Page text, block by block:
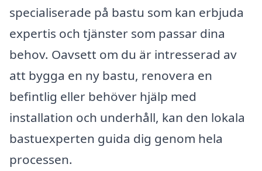
specialiserade på bastu som kan erbjuda
expertis och tjänster som passar dina
behov. Oavsett om du är intresserad av
att bygga en ny bastu, renovera en
befintlig eller behöver hjälp med
installation och underhåll, kan den lokala
bastuexperten guida dig genom hela
processen.